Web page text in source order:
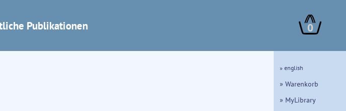
Publikationen 0
» english
» Warenkorb
» MyLibrary